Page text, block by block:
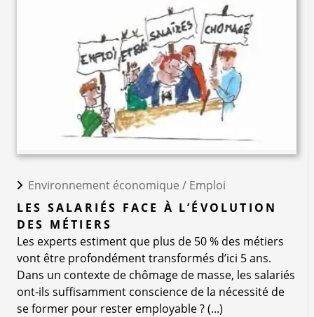
Environnement économique / Emploi
LES SALARIÉS FACE À L’ÉVOLUTION
DES MÉTIERS
Les experts estiment que plus de 50 % des métiers
vont être profondément transformés d’ici 5 ans.
Dans un contexte de chômage de masse, les salariés
ont-ils suffisamment conscience de la nécessité de
se former pour rester employable ? (...)